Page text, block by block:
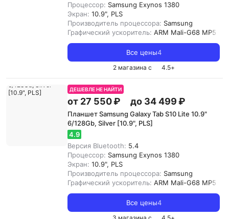
Процессор: Samsung Exynos 1380
Экран: 10.9", PLS
Производитель процессора: Samsung
Графический ускоритель: ARM Mali-G68 MP5
Все цены4
2 магазина с 4.5+
ДЕШЕВЛЕ НЕ НАЙТИ
от 27 550 ₽ до 34 499 ₽
Планшет Samsung Galaxy Tab S10 Lite 10.9"
6/128Gb, Silver [10.9", PLS]
4.9
Версия Bluetooth: 5.4
Процессор: Samsung Exynos 1380
Экран: 10.9", PLS
Производитель процессора: Samsung
Графический ускоритель: ARM Mali-G68 MP5
Все цены4